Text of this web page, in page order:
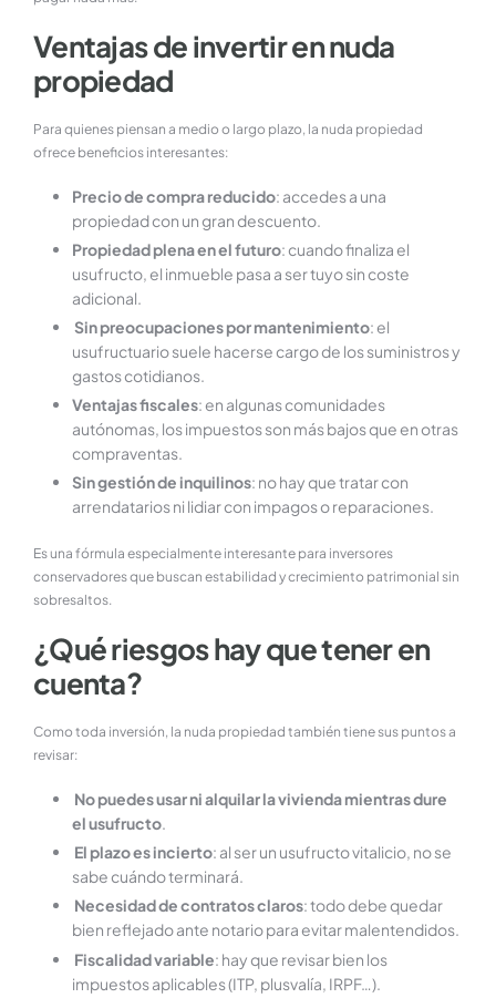
Ventajas de invertir en nuda
propiedad
Para quienes piensan a medio o largo plazo, la nuda propiedad
ofrece beneficios interesantes:
Precio de compra reducido: accedes a una
propiedad con un gran descuento.
Propiedad plena en el futuro: cuando finaliza el
usufructo, el inmueble pasa a ser tuyo sin coste
adicional.
Sin preocupaciones por mantenimiento: el
usufructuario suele hacerse cargo de los suministros y
gastos cotidianos.
Ventajas fiscales: en algunas comunidades
autónomas, los impuestos son más bajos que en otras
compraventas.
Sin gestión de inquilinos: no hay que tratar con
arrendatarios ni lidiar con impagos o reparaciones.
Es una fórmula especialmente interesante para inversores
conservadores que buscan estabilidad y crecimiento patrimonial sin
sobresaltos.
¿Qué riesgos hay que tener en
cuenta?
Como toda inversión, la nuda propiedad también tiene sus puntos a
revisar:
No puedes usar ni alquilar la vivienda mientras dure
el usufructo.
El plazo es incierto: al ser un usufructo vitalicio, no se
sabe cuándo terminará.
Necesidad de contratos claros: todo debe quedar
bien reflejado ante notario para evitar malentendidos.
Fiscalidad variable: hay que revisar bien los
impuestos aplicables (ITP, plusvalía, IRPF…).